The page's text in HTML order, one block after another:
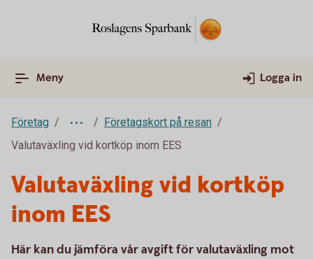
Meny Logga in
Företag
Företagskort på resan
Valutaväxling vid kortköp inom EES
Valutaväxling vid kortköp
inom EES
Här kan du jämföra vår avgift för valutaväxling mot